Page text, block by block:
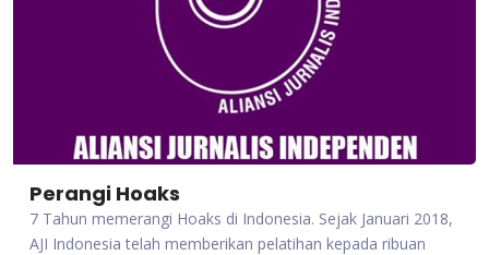
Perangi Hoaks
7 Tahun memerangi Hoaks di Indonesia. Sejak Januari 2018,
AJI Indonesia telah memberikan pelatihan kepada ribuan